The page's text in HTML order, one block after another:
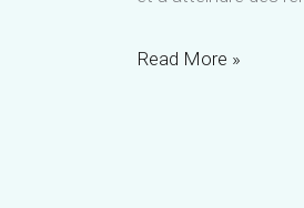
Découvrez
Read More »